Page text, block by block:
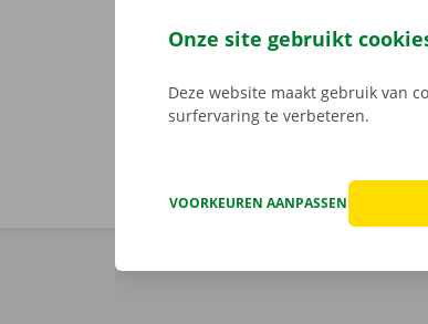
je deze met de digitale
Onze site gebruikt
Deze website maakt gebruik van
surfervaring te verbeteren.
VOORKEUREN AANPASSEN